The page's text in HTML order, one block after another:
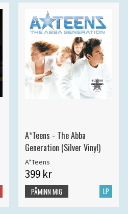
A*Teens - The Abba
Generation (Silver Vinyl)
A*Teens
399 kr
LP
PÅMINN MIG